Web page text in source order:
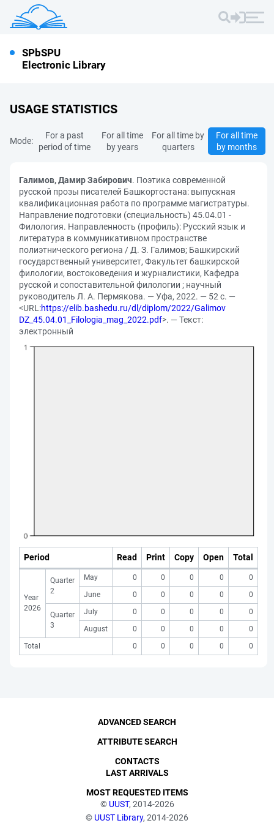
SPbSPU
Electronic Library
USAGE STATISTICS
Mode:
For a past
period of time
For all time
by years
For all time by
quarters
For all time
by months
Галимов, Дамир Забирович. Поэтика современной
русской прозы писателей Башкортостана: выпускная
квалификационная работа по программе магистратуры.
Направление подготовки (специальность) 45.04.01 -
Филология. Направленность (профиль): Русский язык и
литература в коммуникативном пространстве
полиэтнического региона / Д. З. Галимов; Башкирский
государственный университет, Факультет башкирской
филологии, востоковедения и журналистики, Кафедра
русской и сопоставительной филологии ; научный
руководитель Л. А. Пермякова. — Уфа, 2022. — 52 с. —
<URL:https://elib.bashedu.ru/dl/diplom/2022/Galimov
DZ_45.04.01_Filologia_mag_2022.pdf>. — Текст:
электронный
Period Read Print Copy Open Total
Year
2026
Quarter
2
May 0 0 0 0
0
June
0 0 0 0 0
Quarter
3
July 0 0 0 0
0
August
0 0 0 0
0
Total
0 0 0 0 0
© UUST, 2014-2026
© UUST Library, 2014-2026
ADVANCED SEARCH
ATTRIBUTE SEARCH
CONTACTS
LAST ARRIVALS
MOST REQUESTED ITEMS